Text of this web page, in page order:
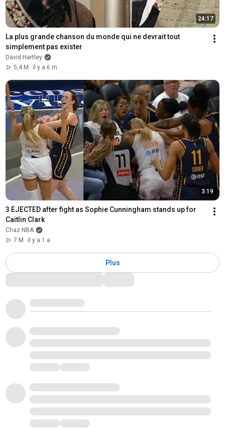
24:17
La plus grande chanson du monde qui ne devrait tout
simplement pas exister
David Hartley
5,4 M
il y a 6 m.
3:19
3 EJECTED after fight as Sophie Cunningham stands up for
Caitlin Clark
Chaz NBA
7 M
il y a 1 a
Plus